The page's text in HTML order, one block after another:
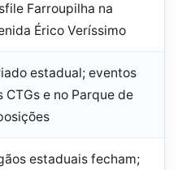
Farroupilha na
Érico Veríssimo
estadual; eventos
CTGs e no Parque de
estaduais fecham;